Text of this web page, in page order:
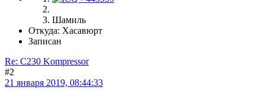
Шамиль
Откуда: Хасавюрт
Записан
Re: C230 Kompressor
#2
21 января 2019, 08:44:33